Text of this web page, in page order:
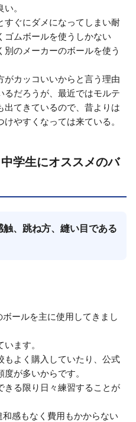
。
すぐにダメになってしまい耐
ゴムボールを使うしかない
のメーカーのボールを使う
がカッコいいからと言う理由
るだろうが、最近ではモルテ
出てきているので、昔よりは
やすくなっては来ている。
学生にオススメのバ
、跳ね方、縫い目である
ールを主に使用してきまし
ます。
もよく購入していたり、公式
が多いからです。
きる限り日々練習することが
感もなく費用もかからない